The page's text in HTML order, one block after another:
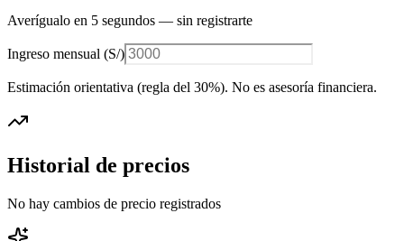
Averígualo en 5 segundos — sin registrarte
Ingreso mensual (S/)
Estimación orientativa (regla del 30%). No es asesoría financiera.
Historial de precios
No hay cambios de precio registrados